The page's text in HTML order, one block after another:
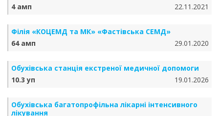
4 амп
22.11.2021
Філія «КОЦЕМД та МК» «Фастівська СЕМД»
64 амп
29.01.2020
Обухівська станція екстреної медичної допомоги
10.3 уп
19.01.2026
Обухівська багатопрофільна лікарні інтенсивного
лікування